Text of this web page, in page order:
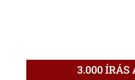
3.000 ÍRÁS